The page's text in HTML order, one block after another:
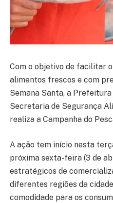
Com o objetivo de facilitar
alimentos frescos e com
Semana Santa, a
Secretaria de Segurança
realiza a Campanha do
A ação tem início nesta
próxima sexta-feira (3 de
estratégicos de
diferentes regiões da
comodidade para os